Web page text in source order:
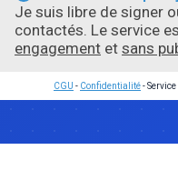
Je suis libre de signer
contactés. Le service
engagement et sans
CGU - Confidentialité-